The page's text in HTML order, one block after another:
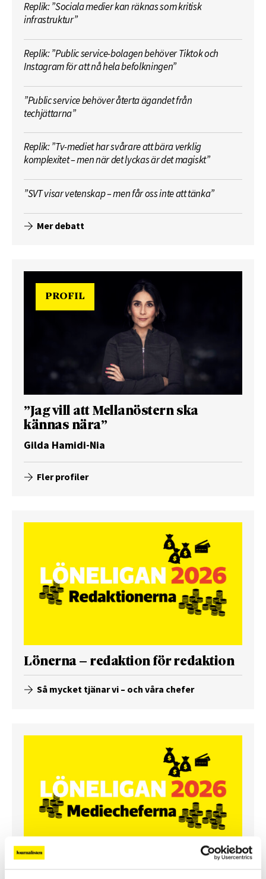
Replik: ”Sociala medier kan räknas som kritisk
infrastruktur”
Replik: ”Public service-bolagen behöver Tiktok och
Instagram för att nå hela befolkningen”
”Public service behöver återta ägandet från
techjättarna”
Replik: ”Tv-mediet har svårare att bära verklig
komplexitet – men när det lyckas är det magiskt”
”SVT visar vetenskap – men får oss inte att tänka”
Mer debatt
PROFIL
”Jag vill att Mellanöstern ska
kännas nära”
Gilda Hamidi-Nia
Fler profiler
Lönerna – redaktion för redaktion
Så mycket tjänar vi – och våra chefer